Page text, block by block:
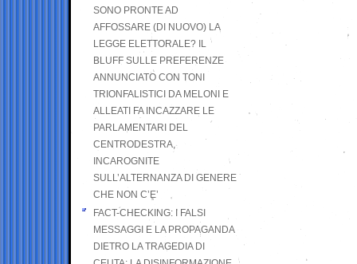
SONO PRONTE AD
AFFOSSARE (DI NUOVO) LA
LEGGE ELETTORALE? IL
BLUFF SULLE PREFERENZE
ANNUNCIATO CON TONI
TRIONFALISTICI DA MELONI E
ALLEATI FA INCAZZARE LE
PARLAMENTARI DEL
CENTRODESTRA,
INCAROGNITE
SULL’ALTERNANZA DI GENERE
CHE NON C’E’
FACT-CHECKING: I FALSI
MESSAGGI E LA PROPAGANDA
DIETRO LA TRAGEDIA DI